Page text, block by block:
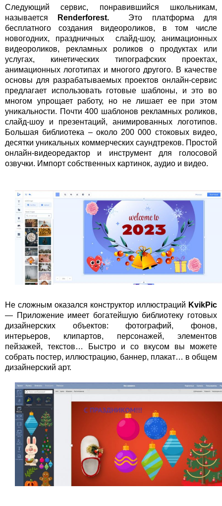
Следующий сервис, понравившийся школьникам,
называется
Renderforest. Это платформа для
бесплатного создания видеороликов, в том числе
новогодних, праздничных слайд-шоу, анимационных
видеороликов, рекламных роликов о продуктах или
услугах, кинетических типографских проектах,
анимационных логотипах и многого другого. В качестве
основы для разрабатываемых проектов онлайн-сервис
предлагает использовать готовые шаблоны, и это во
многом упрощает работу, но не лишает ее при этом
уникальности. Почти 400 шаблонов рекламных роликов,
слайд-шоу и презентаций, анимированных логотипов.
Большая библиотека – около 200 000 стоковых видео,
десятки уникальных коммерческих саундтреков. Простой
онлайн-видеоредактор и инструмент для голосовой
озвучки. Импорт собственных картинок, аудио и видео.
Не сложным оказался конструктор иллюстраций KvikPic
— Приложение имеет богатейшую библиотеку готовых
дизайнерских объектов: фотографий, фонов,
интерьеров, клипартов, персонажей, элементов
пейзажей, текстов… Быстро и со вкусом вы можете
собрать постер, иллюстрацию, баннер, плакат… в общем
дизайнерский арт.